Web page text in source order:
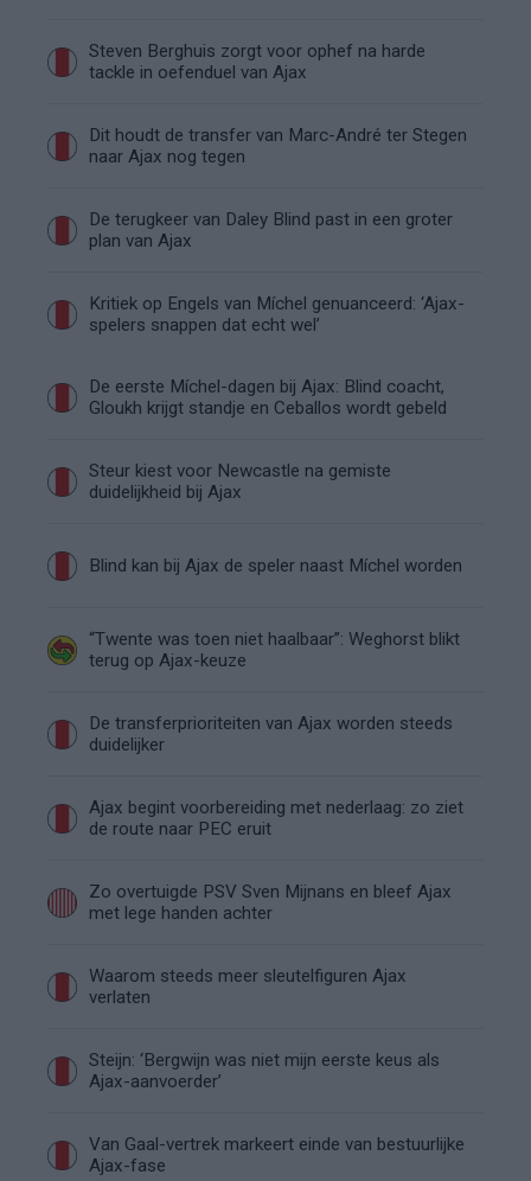
Steven Berghuis zorgt voor ophef na harde
tackle in oefenduel van Ajax
Dit houdt de transfer van Marc-André ter Stegen
naar Ajax nog tegen
De terugkeer van Daley Blind past in een groter
plan van Ajax
Kritiek op Engels van Míchel genuanceerd: ‘Ajax-
spelers snappen dat echt wel’
De eerste Míchel-dagen bij Ajax: Blind coacht,
Gloukh krijgt standje en Ceballos wordt gebeld
Steur kiest voor Newcastle na gemiste
duidelijkheid bij Ajax
Blind kan bij Ajax de speler naast Míchel worden
“Twente was toen niet haalbaar”: Weghorst blikt
terug op Ajax-keuze
De transferprioriteiten van Ajax worden steeds
duidelijker
Ajax begint voorbereiding met nederlaag: zo ziet
de route naar PEC eruit
Zo overtuigde PSV Sven Mijnans en bleef Ajax
met lege handen achter
Waarom steeds meer sleutelfiguren Ajax
verlaten
Steijn: ‘Bergwijn was niet mijn eerste keus als
Ajax-aanvoerder’
Van Gaal-vertrek markeert einde van bestuurlijke
Ajax-fase